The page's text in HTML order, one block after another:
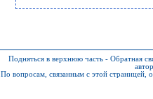
Подняться в верхнюю часть - Обратная
По вопросам, связанным с этой страницей,